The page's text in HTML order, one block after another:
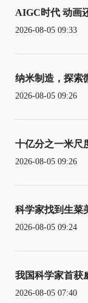
AIGC时代 动画
2026-08-05 09:33
纳米制造，探索
2026-08-05 09:26
十亿分之一米尺
2026-08-05 09:26
科学家找到生菜
2026-08-05 09:24
我国科学家首获
2026-08-05 07:40